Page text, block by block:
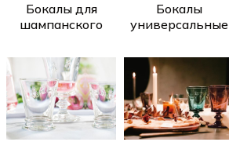
Бокалы для
шампанского
Бокалы
универсальные